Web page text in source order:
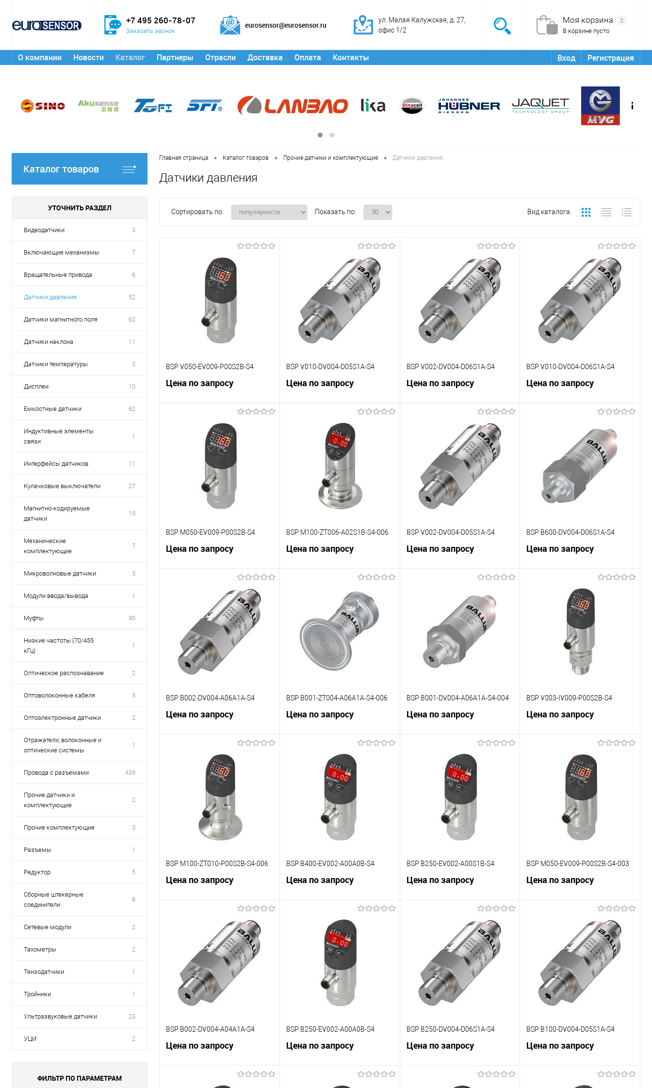
+7 495 260-78-07
Заказать звонок
eurosensor@eurosensor.ru
ул. Малая Калужская, д. 27,
офис 1/2
Моя корзина
0
В корзине пусто
О компании Новости Каталог Партнеры Отрасли Доставка Оплата Контакты Вход Регистрация
Каталог товаров
УТОЧНИТЬ РАЗДЕЛ
Видеодатчики 3
Включающие механизмы 7
Вращательные привода 6
Датчики давления 52
Датчики магнитного поля 62
Датчики наклона 11
Датчики температуры 3
Дисплеи 10
Емкостные датчики 62
Индуктивные элементы
связи
1
Интерфейсы датчиков 11
Кулачковые выключатели 27
Магнитно-кодируемые
датчики
15
Механические
комплектующие
7
Микроволновые датчики 3
Модули ввода/вывода 1
Муфты 90
Низкие частоты (70/455
кГц)
1
Оптическое распознавание 2
Оптоволоконные кабеля 5
Оптоэлектронные датчики 2
Отражатели, волоконные и
оптические системы
1
Провода с разъемами 439
Прочие датчики и
комплектующие
2
Прочие комплектующие 3
Разъемы 1
Редуктор 5
Сборные штекерные
соединители
8
Сетевые модули 2
Тахометры 2
Тензодатчики 1
Тройники 1
Ультразвуковые датчики 23
УЦИ 2
ФИЛЬТР ПО ПАРАМЕТРАМ
Главная страница • Каталог товаров • Прочие датчики и комплектующие • Датчики давления
Датчики давления
Сортировать по: Показать по: Вид каталога:
BSP V050-EV009-P00S2B-S4
Цена по запросу
В корзину
К сравнению
В избранное
Под заказ
BSP V010-DV004-D05S1A-S4
Цена по запросу
В корзину
К сравнению
В избранное
BSP V002-DV004-D06S1A-S4
Цена по запросу
В корзину
К сравнению
В избранное
Под заказ
BSP V010-DV004-D06S1A-S4
Цена по запросу
В корзину
В избранное
Под заказ
BSP M050-EV009-P00S2B-S4
Цена по запросу
В корзину
К сравнению
В избранное
Под заказ
BSP M100-ZT006-A02S1B-S4-006
Цена по запросу
В корзину
В избранное
Под заказ
BSP V002-DV004-D05S1A-S4
Цена по запросу
В корзину
В избранное
Под заказ
BSP B600-DV004-D06S1A-S4
Цена по запросу
В корзину
К сравнению
В избранное
BSP B002-DV004-A06A1A-S4
Цена по запросу
В корзину
К сравнению
В избранное
BSP B001-ZT004-A06A1A-S4-006
Цена по запросу
В корзину
К сравнению
В избранное
BSP B001-DV004-A06A1A-S4-004
Цена по запросу
В корзину
К сравнению
В избранное
BSP V003-IV009-P00S2B-S4
Цена по запросу
В корзину
К сравнению
В избранное
Под заказ
BSP M100-ZT010-P00S2B-S4-006
Цена по запросу
В корзину
К сравнению
В избранное
Под заказ
BSP B400-EV002-A00A0B-S4
Цена по запросу
В корзину
К сравнению
В избранное
BSP B250-EV002-A00S1B-S4
Цена по запросу
В корзину
К сравнению
В избранное
Под заказ
BSP M050-EV009-P00S2B-S4-003
Цена по запросу
В корзину
К сравнению
В избранное
Под заказ
BSP B002-DV004-A04A1A-S4
Цена по запросу
В корзину
BSP B250-EV002-A00A0B-S4
Цена по запросу
В корзину
BSP B250-DV004-D06S1A-S4
Цена по запросу
В корзину
BSP B100-DV004-D05S1A-S4
Цена по запросу
В корзину